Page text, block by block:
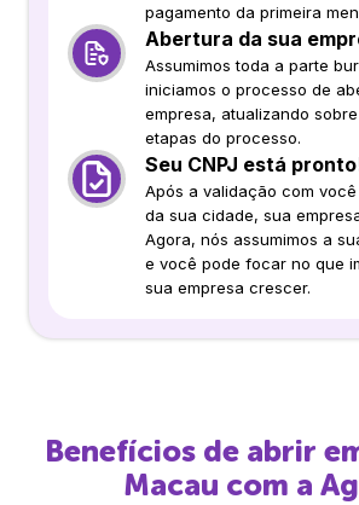
pagamento da primeira
Abertura da sua
Assumimos toda a parte
iniciamos o processo de
empresa, atualizando
etapas do processo.
Seu CNPJ está
Após a validação com
da sua cidade, sua
Agora, nós assumimos a
e você pode focar no que
sua empresa crescer.
Benefícios de abrir
Macau com a